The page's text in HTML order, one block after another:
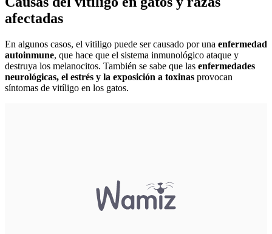
afectadas
En algunos casos, el vitiligo puede ser causado por una enfermedad
autoinmune, que hace que el sistema inmunológico ataque y
destruya los melanocitos. También se sabe que las enfermedades
neurológicas, el estrés y la exposición a toxinas provocan
síntomas de vitíligo en los gatos.